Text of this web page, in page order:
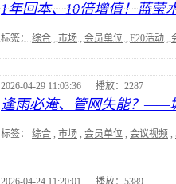
1年回本、10倍增值！蓝莹
标签： 综合 , 市场 , 会员单位 , E20活动 ,
2026-04-29 11:03:36 播放：2287
逢雨必淹、管网失能？——
标签： 综合 , 市场 , 会员单位 , 会议视频 ,
2026-04-24 11:20:01 播放：5389